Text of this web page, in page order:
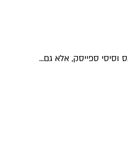
וסיסי ספייסק, אלא גם...